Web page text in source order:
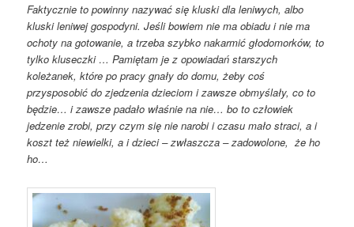
Faktycznie to powinny nazywać się kluski dla leniwych, albo
kluski leniwej gospodyni. Jeśli bowiem nie ma obiadu i nie ma
ochoty na gotowanie, a trzeba szybko nakarmić głodomorków, to
tylko kluseczki … Pamiętam je z opowiadań starszych
koleżanek, które po pracy gnały do domu, żeby coś
przysposobić do zjedzenia dzieciom i zawsze obmyślały, co to
będzie… i zawsze padało właśnie na nie… bo to człowiek
jedzenie zrobi, przy czym się nie narobi i czasu mało straci, a i
koszt też niewielki, a i dzieci – zwłaszcza – zadowolone, że ho
ho…